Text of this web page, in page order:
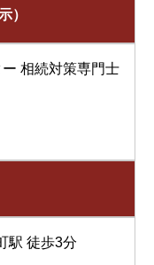
）
相続対策専門士
駅 徒歩3分